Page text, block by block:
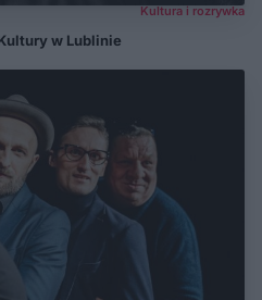
Kultura i rozrywka
w Lublinie